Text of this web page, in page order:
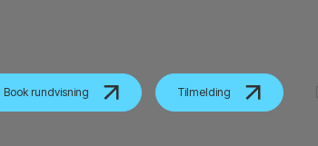
Book rundvisning Tilmelding